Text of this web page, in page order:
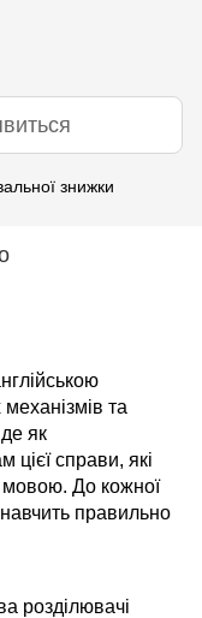
знижки
та
як
цієї справи, які
мовою. До кожної
правильно
розділювачі